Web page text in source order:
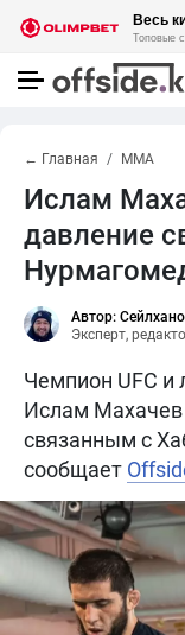
← Главная MMA
Ислам
давление
Автор:
Эксперт,
Чемпион UFC и
Ислам Махачев
связанным с
сообщает